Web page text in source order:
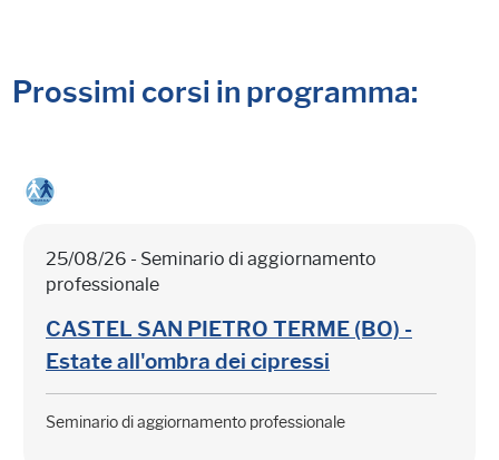
Prossimi corsi in programma:
25/08/26 - Seminario di aggiornamento
professionale
CASTEL SAN PIETRO TERME (BO) -
Estate all'ombra dei cipressi
Seminario di aggiornamento professionale